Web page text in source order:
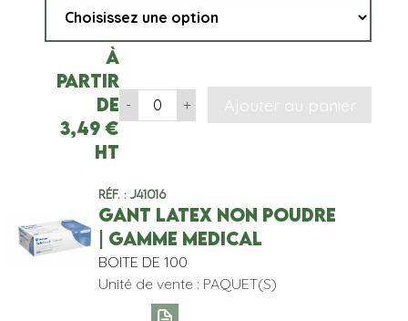
À
partir
de
3,49 €
HT
- + Ajouter au panier
Réf. : J41016
GANT LATEX NON POUDRE
| GAMME MEDICAL
BOITE DE 100
Unité de vente : PAQUET(S)